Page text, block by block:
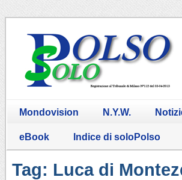
Mondovision N.Y.W.
eBook Indice di soloPolso
Tag: Luca di